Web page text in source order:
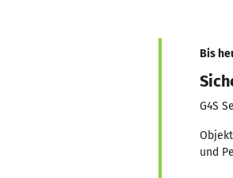
Bis
G4S
und